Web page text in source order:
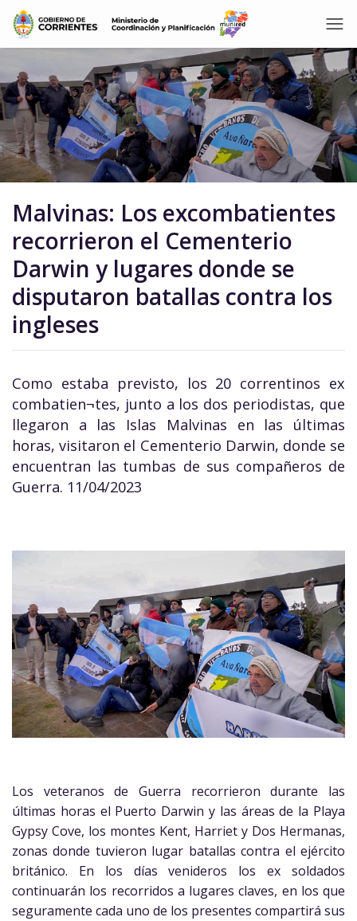
Malvinas: Los excombatientes
recorrieron el Cementerio
Darwin y lugares donde se
disputaron batallas contra los
ingleses
Como estaba previsto, los 20 correntinos ex
combatien¬tes, junto a los dos periodistas, que
llegaron a las Islas Malvinas en las últimas
horas, visitaron el Cementerio Darwin, donde se
encuentran las tumbas de sus compañeros de
Guerra. 11/04/2023
Los veteranos de Guerra recorrieron durante las
últimas horas el Puerto Darwin y las áreas de la Playa
Gypsy Cove, los montes Kent, Harriet y Dos Hermanas,
zonas donde tuvieron lugar batallas contra el ejército
británico. En los días venideros los ex soldados
continuarán los recorridos a lugares claves, en los que
seguramente cada uno de los presentes compartirá sus